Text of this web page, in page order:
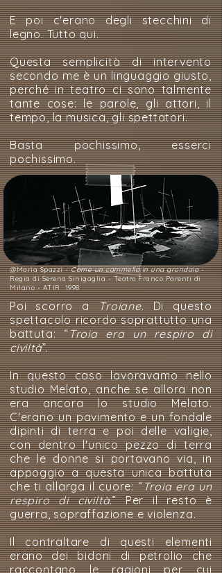
E poi c'erano degli stecchini di
legno. Tutto qui.
Questa semplicità di intervento
secondo me è un linguaggio giusto,
perché in teatro ci sono talmente
tante cose: le parole, gli attori, il
tempo, la musica, gli spettatori.
Basta pochissimo, esserci
pochissimo.
@Maria Spazzi -Come un cammello in una grondaia-
Regia di Serena Sinigaglia - Teatro Franco Parenti di
Milano - ATIR 1998
Poi scorro aTroiane. Di questo
spettacolo ricordo soprattutto una
battuta: “Troia era un respiro di
civiltà”.
In questo caso lavoravamo nello
studio Melato, anche se allora non
era ancora lo studio Melato.
C'erano un pavimento e un fondale
dipinti di terra e poi delle valigie,
con dentro l'unico pezzo di terra
che le donne si portavano via, in
appoggio a questa unica battuta
che ti allarga il cuore: “Troia era un
respiro di civiltà.” Per il resto è
guerra, sopraffazione e violenza.
Il contraltare di questi elementi
erano dei bidoni di petrolio che
raccontano le ragioni per cui